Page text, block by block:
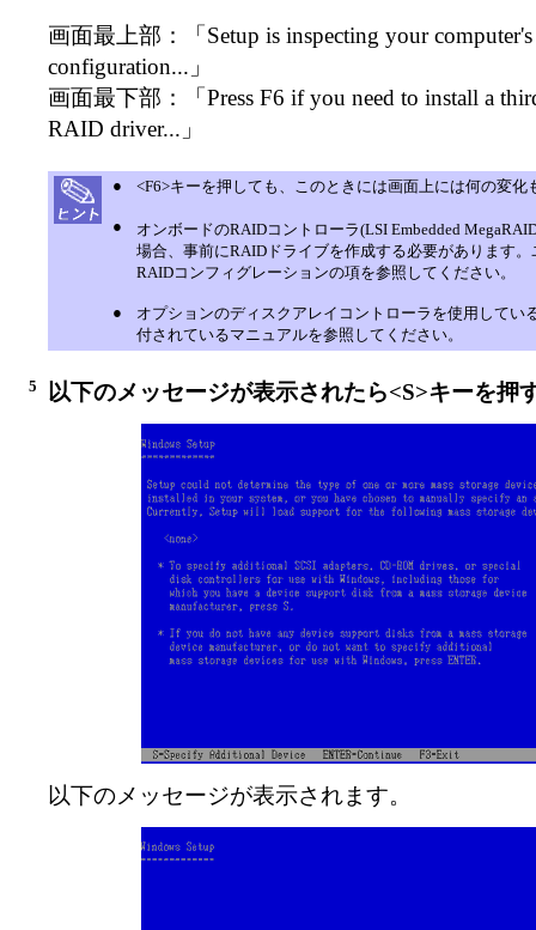
画面最上部：「Setup is inspecting your computer's
configuration...」
画面最下部：「Press F6 if you need to install a
RAID driver...」
● <F6>キーを押しても、このときには画面上には何の変化
●
オンボードのRAIDコントローラ(LSI Embedded
場合、事前にRAIDドライブを作成する必要があります
RAIDコンフィグレーションの項を参照してください。
●
オプションのディスクアレイコントローラを使用してい
付されているマニュアルを参照してください。
5 以下のメッセージが表示されたら<S>キーを押
以下のメッセージが表示されます。